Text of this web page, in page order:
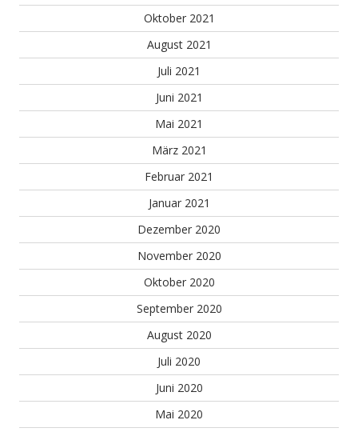
Oktober 2021
August 2021
Juli 2021
Juni 2021
Mai 2021
März 2021
Februar 2021
Januar 2021
Dezember 2020
November 2020
Oktober 2020
September 2020
August 2020
Juli 2020
Juni 2020
Mai 2020